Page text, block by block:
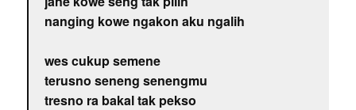
nanging kowe ngakon aku ngalih
wes cukup semene
terusno seneng senengmu
tresno ra bakal tak pekso